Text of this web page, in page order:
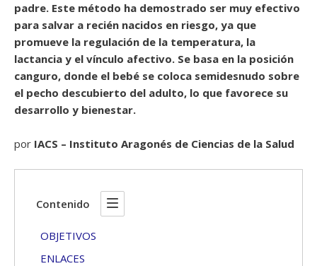
padre. Este método ha demostrado ser muy efectivo
para salvar a recién nacidos en riesgo, ya que
promueve la regulación de la temperatura, la
lactancia y el vínculo afectivo. Se basa en la posición
canguro, donde el bebé se coloca semidesnudo sobre
el pecho descubierto del adulto, lo que favorece su
desarrollo y bienestar.
por IACS – Instituto Aragonés de Ciencias de la Salud
Contenido
OBJETIVOS
ENLACES